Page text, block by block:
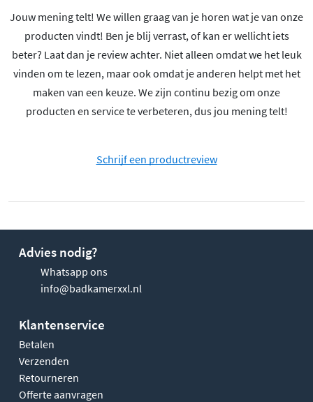
Jouw mening telt! We willen graag van je horen wat je van onze
producten vindt! Ben je blij verrast, of kan er wellicht iets
beter? Laat dan je review achter. Niet alleen omdat we het leuk
vinden om te lezen, maar ook omdat je anderen helpt met het
maken van een keuze. We zijn continu bezig om onze
producten en service te verbeteren, dus jou mening telt!
Schrijf een productreview
Advies nodig?
Whatsapp ons
info@badkamerxxl.nl
Klantenservice
Betalen
Verzenden
Retourneren
Offerte aanvragen